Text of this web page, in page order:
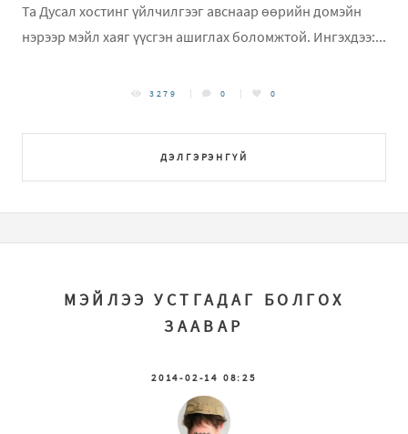
Та Дусал хостинг үйлчилгээг авснаар өөрийн домэйн
нэрээр мэйл хаяг үүсгэн ашиглах боломжтой. Ингэхдээ:...
ДЭЛГЭРЭНГҮЙ
3279 0 0
МЭЙЛЭЭ УСТГАДАГ БОЛГОХ
ЗААВАР
2014-02-14 08:25